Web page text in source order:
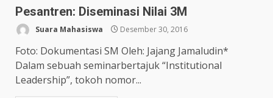
Pesantren: Diseminasi Nilai 3M
Suara Mahasiswa Desember 30, 2016
Foto: Dokumentasi SM Oleh: Jajang Jamaludin*
Dalam sebuah seminarbertajuk “Institutional
Leadership”, tokoh nomor...